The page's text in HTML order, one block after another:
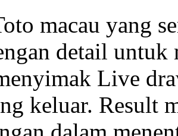
macau yang
detail untuk
Live
keluar. Result